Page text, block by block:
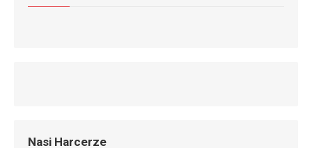
Nasi Harcerze